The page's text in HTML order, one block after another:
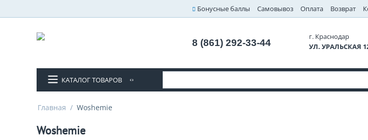
Бонусные баллы Самовывоз Оплата Возврат
8 (861) 292-33-44
г. Краснодар
УЛ. УРАЛЬСКАЯ
КАТАЛОГ ТОВАРОВ
Главная / Woshemie
Woshemie